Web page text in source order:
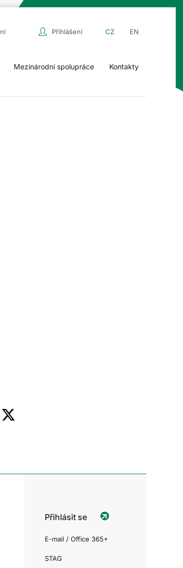
Přihlášení CZ EN
Mezinárodní spolupráce Kontakty
Přihlásit se
E-mail / Office 365+
STAG